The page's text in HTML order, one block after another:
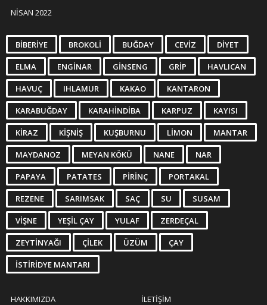
NISAN 2022
BIBERIYE BROKOLI BUĞDAY CEVIZ DIYET
ELMA ENGINAR GINSENG GRIP HAVLICAN
HAVUÇ IHLAMUR KAKAO KANTARON
KARABUĞDAY KARAHINDIBA KARPUZ KAYISI
KIRAZ KIŞNIŞ KUŞBURNU LIMON MANTAR
MAYDANOZ MEYAN KÖKÜ NANE NAR
PAPAYA PATATES PIRINÇ PORTAKAL
REZENE SARIMSAK SAÇ SU SUSAM
VIŞNE YEŞIL ÇAY YULAF ZERDEÇAL
ZEYTINYAĞI ÇILEK ÜZÜM ÇAY
İSTIRIDYE MANTARI
HAKKIMIZDA İLETIŞIM